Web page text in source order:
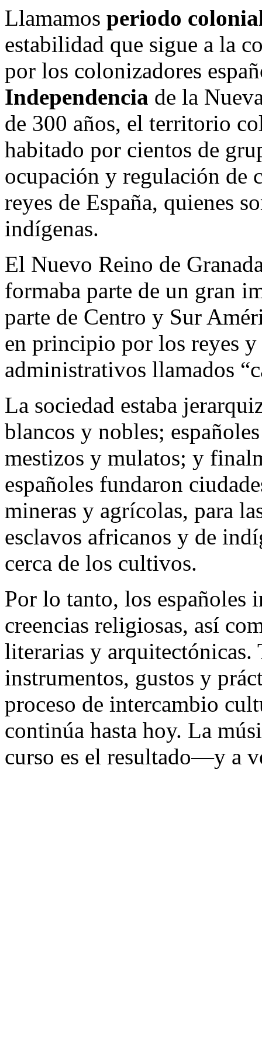
Llamamos periodo
estabilidad que sigue a la
por los colonizadores
Independencia de la
de 300 años, el territorio
habitado por cientos de
ocupación y regulación de
reyes de España, quienes
indígenas.
El Nuevo Reino de
formaba parte de un gran
parte de Centro y Sur
en principio por los reyes
administrativos llamados
La sociedad estaba
blancos y nobles;
mestizos y mulatos; y
españoles fundaron
mineras y agrícolas, para
esclavos africanos y de
cerca de los cultivos.
Por lo tanto, los españoles
creencias religiosas, así
literarias y arquitectónicas.
instrumentos, gustos y
proceso de intercambio
continúa hasta hoy. La
curso es el resultado—y a